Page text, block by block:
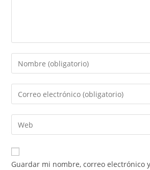
Guardar mi nombre, correo electrónico